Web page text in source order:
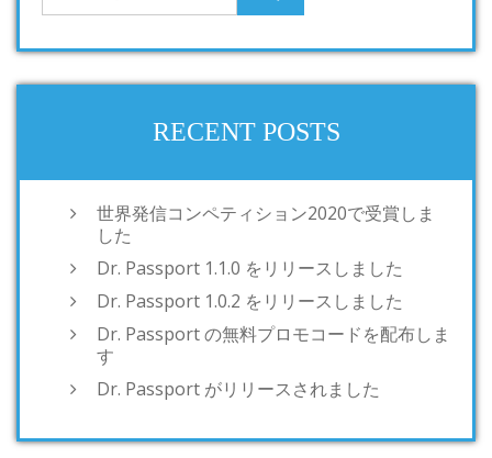
RECENT POSTS
世界発信コンペティション2020で受賞しま
した
Dr. Passport 1.1.0 をリリースしました
Dr. Passport 1.0.2 をリリースしました
Dr. Passport の無料プロモコードを配布しま
す
Dr. Passport がリリースされました